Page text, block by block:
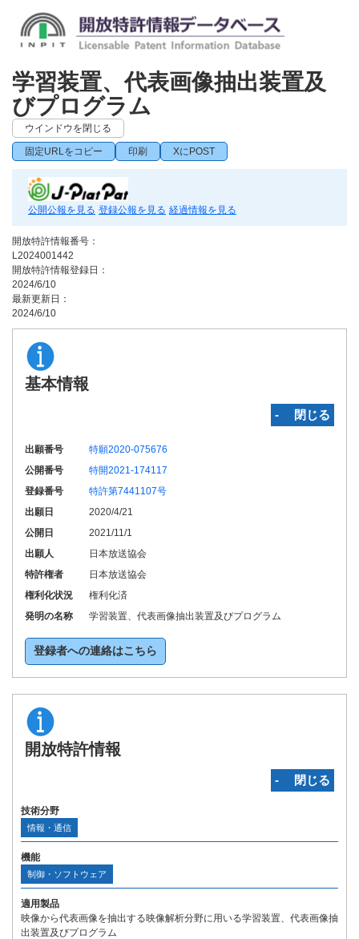
学習装置、代表画像抽出装置及
びプログラム
ウインドウを閉じる
固定URLをコピー 印刷 XにPOST
公開公報を見る 登録公報を見る 経過情報を見る
開放特許情報番号：
L2024001442
開放特許情報登録日：
2024/6/10
最新更新日：
2024/6/10
基本情報
‐ 閉じる
出願番号
特願2020-075676
公開番号
特開2021-174117
登録番号
特許第7441107号
出願日
2020/4/21
公開日
2021/11/1
出願人
日本放送協会
特許権者
日本放送協会
権利化状況
権利化済
発明の名称
学習装置、代表画像抽出装置及びプログラム
登録者への連絡はこちら
開放特許情報
‐ 閉じる
技術分野
情報・通信
機能
制御・ソフトウェア
適用製品
映像から代表画像を抽出する映像解析分野に用いる学習装置、代表画像抽
出装置及びプログラム